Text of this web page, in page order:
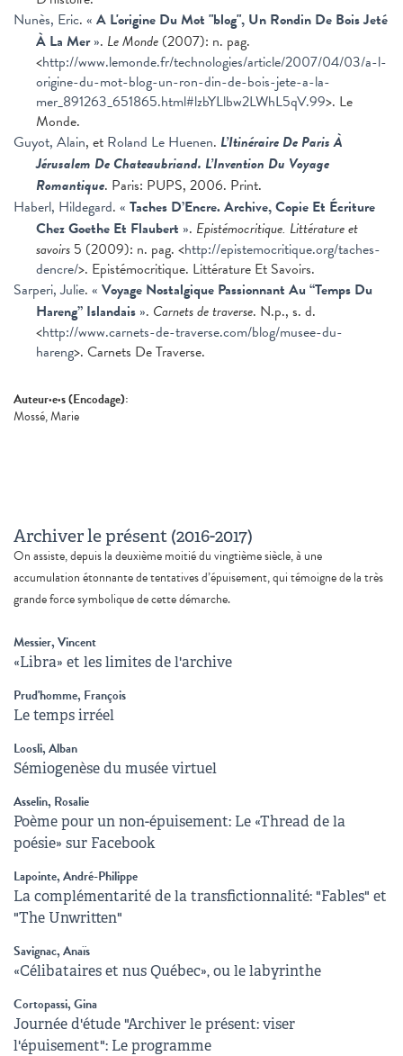
Nunès, Eric. « A L'origine Du Mot "blog", Un Rondin De Bois Jeté
À La Mer». Le Monde (2007): n. pag.
<http://www.lemonde.fr/technologies/article/2007/04/03/a-l-
origine-du-mot-blog-un-ron-din-de-bois-jete-a-la-
mer_891263_651865.html#lzbYLlbw2LWhL5qV.99>. Le
Monde.
Guyot, Alain, et Roland Le Huenen. L’Itinéraire De Paris À
Jérusalem De Chateaubriand. L’Invention Du Voyage
Romantique. Paris: PUPS, 2006. Print.
Haberl, Hildegard. « Taches D’Encre. Archive, Copie Et Écriture
Chez Goethe Et Flaubert ». Epistémocritique. Littérature et
savoirs 5 (2009): n. pag. <http://epistemocritique.org/taches-
dencre/>. Epistémocritique. Littérature Et Savoirs.
Sarperi, Julie. « Voyage Nostalgique Passionnant Au “Temps Du
Hareng” Islandais ». Carnets de traverse. N.p., s. d.
<http://www.carnets-de-traverse.com/blog/musee-du-
hareng>. Carnets De Traverse.
Auteur·e·s (Encodage):
Mossé, Marie
Archiver le présent (2016-2017)
On assiste, depuis la deuxième moitié du vingtième siècle, à une
accumulation étonnante de tentatives d’épuisement, qui témoigne de la très
grande force symbolique de cette démarche.
Messier, Vincent
«Libra» et les limites de l'archive
Prud'homme, François
Le temps irréel
Loosli, Alban
Sémiogenèse du musée virtuel
Asselin, Rosalie
Poème pour un non-épuisement: Le «Thread de la
poésie» sur Facebook
Lapointe, André-Philippe
La complémentarité de la transfictionnalité: "Fables" et
"The Unwritten"
Savignac, Anaïs
«Célibataires et nus Québec», ou le labyrinthe
Cortopassi, Gina
Journée d'étude "Archiver le présent: viser
l'épuisement": Le programme